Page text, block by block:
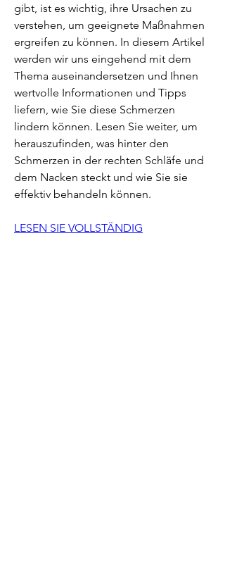
gibt, ist es wichtig, ihre Ursachen zu
verstehen, um geeignete Maßnahmen
ergreifen zu können. In diesem Artikel
werden wir uns eingehend mit dem
Thema auseinandersetzen und Ihnen
wertvolle Informationen und Tipps
liefern, wie Sie diese Schmerzen
lindern können. Lesen Sie weiter, um
herauszufinden, was hinter den
Schmerzen in der rechten Schläfe und
dem Nacken steckt und wie Sie sie
effektiv behandeln können.
LESEN SIE VOLLSTÄNDIG